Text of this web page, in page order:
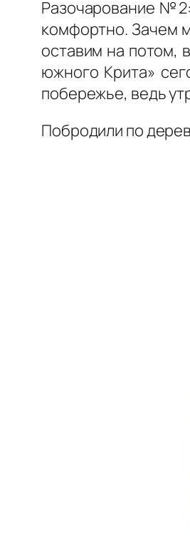
Разочарование
комфортно. Зачем
оставим на потом,
южного Крита»
побережье, ведь
Побродили по